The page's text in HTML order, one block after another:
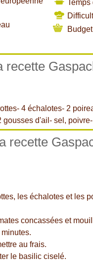
Temps
recette
4 échalotes- 2
gousses d'ail- sel,
recette
les échalotes et les
concassées et
au frais.
le basilic ciselé.